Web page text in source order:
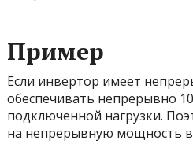
Пример
Если инвертор имеет
обеспечивать непрерывно
подключенной нагрузки.
на непрерывную мощность в